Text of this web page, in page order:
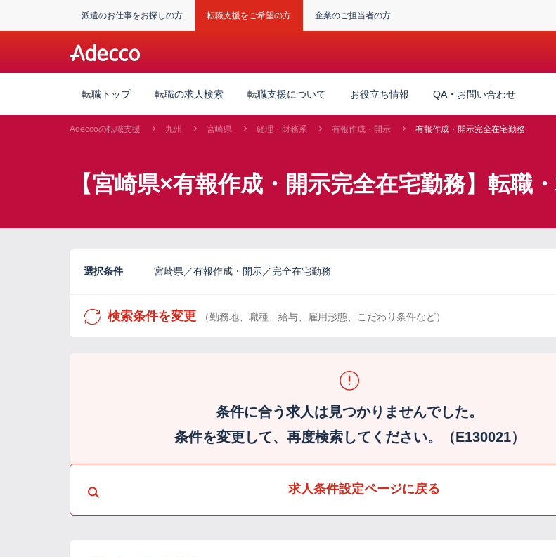
派遣のお仕事をお探しの方 転職支援をご希望の方 企業のご担当者の方
転職トップ 転職の求人検索 転職支援について お役立ち情報 QA・お問い合わせ
Adeccoの転職支援 九州 宮崎県 経理・財務系 有報作成・開示 有報作成・開示完全在宅勤務
【宮崎県×有報作成・開示完全在宅勤務】転職
選択条件 宮崎県／有報作成・開示／完全在宅勤務
検索条件を変更 （勤務地、職種、給与、雇用形態、こだわり条件など）
条件に合う求人は見つかりませんでした。
条件を変更して、再度検索してください。（E130021）
求人条件設定ページに戻る